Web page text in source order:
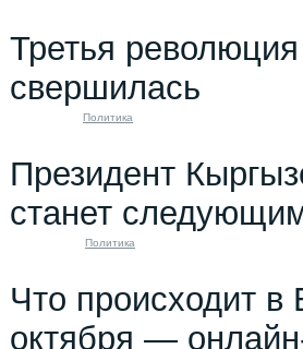
Третья
свершилась
Политика
Президент
станет
Политика
Что происходит в
октября —